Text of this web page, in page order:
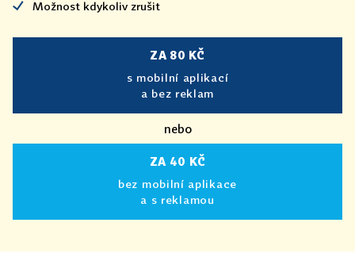
Možnost kdykoliv zrušit
ZA 80 KČ
s mobilní aplikací
a bez reklam
nebo
ZA 40 KČ
bez mobilní aplikace
a s reklamou